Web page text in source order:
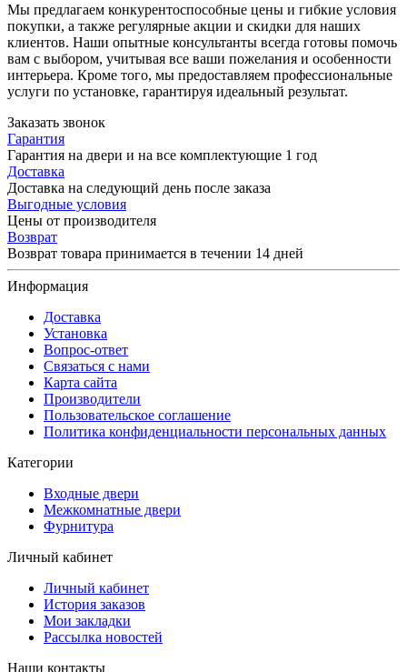
Мы предлагаем конкурентоспособные цены и гибкие условия
покупки, а также регулярные акции и скидки для наших
клиентов. Наши опытные консультанты всегда готовы помочь
вам с выбором, учитывая все ваши пожелания и особенности
интерьера. Кроме того, мы предоставляем профессиональные
услуги по установке, гарантируя идеальный результат.
Заказать звонок
Гарантия
Гарантия на двери и на все комплектующие 1 год
Доставка
Доставка на следующий день после заказа
Выгодные условия
Цены от производителя
Возврат
Возврат товара принимается в течении 14 дней
Информация
Доставка
Установка
Вопрос-ответ
Связаться с нами
Карта сайта
Производители
Пользовательское соглашение
Политика конфиденциальности персональных данных
Категории
Входные двери
Межкомнатные двери
Фурнитура
Личный кабинет
Личный кабинет
История заказов
Мои закладки
Рассылка новостей
Наши контакты